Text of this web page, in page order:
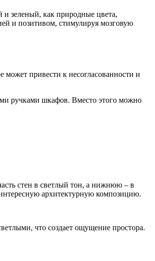
и зеленый, как природные цвета,
и позитивом, стимулируя мозговую
может привести к несогласованности и
ручками шкафов. Вместо этого можно
стен в светлый тон, а нижнюю – в
архитектурную композицию.
что создает ощущение простора.